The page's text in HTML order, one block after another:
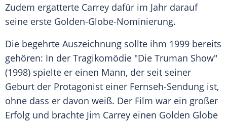
Zudem ergatterte Carrey dafür im Jahr darauf
seine erste Golden-Globe-Nominierung.
Die begehrte Auszeichnung sollte ihm 1999 bereits
gehören: In der Tragikomödie "Die Truman Show"
(1998) spielte er einen Mann, der seit seiner
Geburt der Protagonist einer Fernseh-Sendung ist,
ohne dass er davon weiß. Der Film war ein großer
Erfolg und brachte Jim Carrey einen Golden Globe